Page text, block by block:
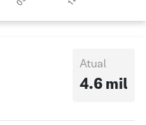
Atual
4.6 mil